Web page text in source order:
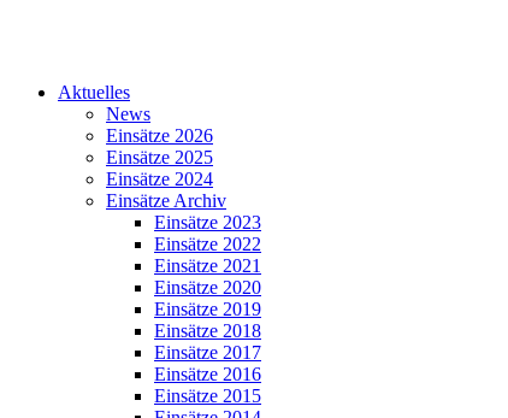
Aktuelles
News
Einsätze 2026
Einsätze 2025
Einsätze 2024
Einsätze Archiv
Einsätze 2023
Einsätze 2022
Einsätze 2021
Einsätze 2020
Einsätze 2019
Einsätze 2018
Einsätze 2017
Einsätze 2016
Einsätze 2015